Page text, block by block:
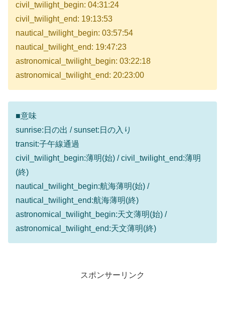
civil_twilight_begin: 04:31:24
civil_twilight_end: 19:13:53
nautical_twilight_begin: 03:57:54
nautical_twilight_end: 19:47:23
astronomical_twilight_begin: 03:22:18
astronomical_twilight_end: 20:23:00
■意味
sunrise:日の出 / sunset:日の入り
transit:子午線通過
civil_twilight_begin:薄明(始) / civil_twilight_end:薄明
(終)
nautical_twilight_begin:航海薄明(始) /
nautical_twilight_end:航海薄明(終)
astronomical_twilight_begin:天文薄明(始) /
astronomical_twilight_end:天文薄明(終)
スポンサーリンク